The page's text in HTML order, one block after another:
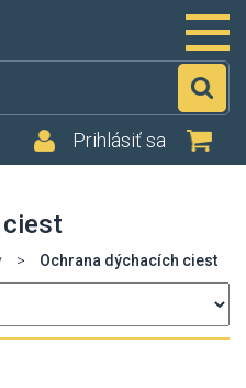
Prihlásiť sa
ciest
> Ochrana dýchacích ciest